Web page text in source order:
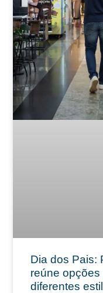
Dia dos Pais:
reúne
diferentes